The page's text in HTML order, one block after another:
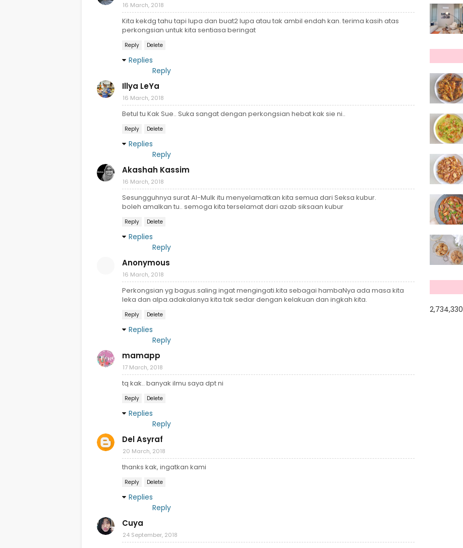
16 March, 2018
Kita kekdg tahu tapi lupa dan buat2 lupa atau tak ambil endah kan. terima kasih atas
perkongsian untuk kita sentiasa beringat
Reply Delete
Replies
Reply
Illya LeYa
16 March, 2018
Betul tu Kak Sue.. Suka sangat dengan perkongsian hebat kak sie ni..
Reply Delete
Replies
Reply
Akashah Kassim
16 March, 2018
Sesungguhnya surat Al-Mulk itu menyelamatkan kita semua dari Seksa kubur.
boleh amalkan tu.. semoga kita terselamat dari azab siksaan kubur
Reply Delete
Replies
Reply
Anonymous
16 March, 2018
Perkongsian yg bagus.saling ingat mengingati.kita sebagai hambaNya ada masa kita
leka dan alpa.adakalanya kita tak sedar dengan kelakuan dan ingkah kita.
Reply Delete
Replies
Reply
mamapp
17 March, 2018
tq kak.. banyak ilmu saya dpt ni
Reply Delete
Replies
Reply
Del Asyraf
20 March, 2018
thanks kak, ingatkan kami
Reply Delete
Replies
Reply
Cuya
24 September, 2018
2,734,330